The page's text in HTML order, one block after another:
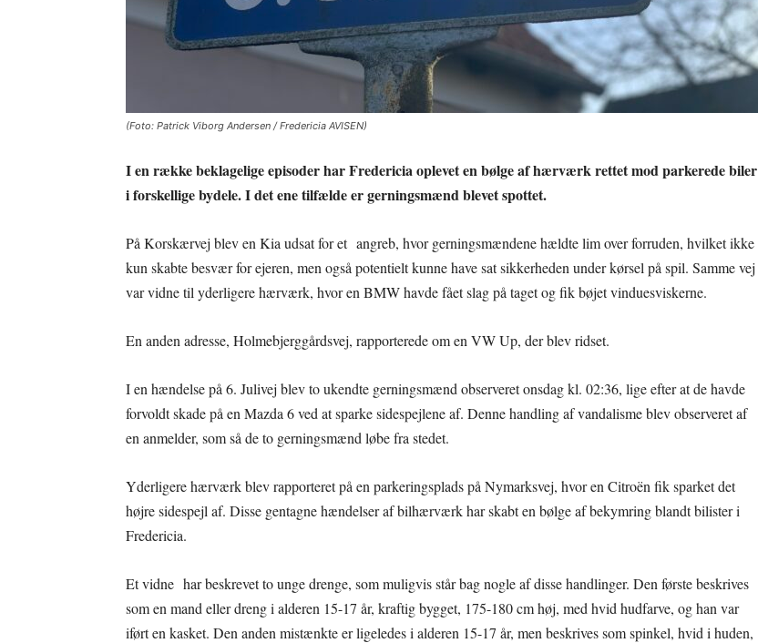
(Foto: Patrick Viborg Andersen / Fredericia AVISEN)
I en række beklagelige episoder har Fredericia oplevet en bølge af hærværk rettet mod parkerede biler
i forskellige bydele. I det ene tilfælde er gerningsmænd blevet spottet.
På Korskærvej blev en Kia udsat for et angreb, hvor gerningsmændene hældte lim over forruden, hvilket ikke
kun skabte besvær for ejeren, men også potentielt kunne have sat sikkerheden under kørsel på spil. Samme vej
var vidne til yderligere hærværk, hvor en BMW havde fået slag på taget og fik bøjet vinduesviskerne.
En anden adresse, Holmebjerggårdsvej, rapporterede om en VW Up, der blev ridset.
I en hændelse på 6. Julivej blev to ukendte gerningsmænd observeret onsdag kl. 02:36, lige efter at de havde
forvoldt skade på en Mazda 6 ved at sparke sidespejlene af. Denne handling af vandalisme blev observeret af
en anmelder, som så de to gerningsmænd løbe fra stedet.
Yderligere hærværk blev rapporteret på en parkeringsplads på Nymarksvej, hvor en Citroën fik sparket det
højre sidespejl af. Disse gentagne hændelser af bilhærværk har skabt en bølge af bekymring blandt bilister i
Fredericia.
Et vidne har beskrevet to unge drenge, som muligvis står bag nogle af disse handlinger. Den første beskrives
som en mand eller dreng i alderen 15-17 år, kraftig bygget, 175-180 cm høj, med hvid hudfarve, og han var
iført en kasket. Den anden mistænkte er ligeledes i alderen 15-17 år, men beskrives som spinkel, hvid i huden,